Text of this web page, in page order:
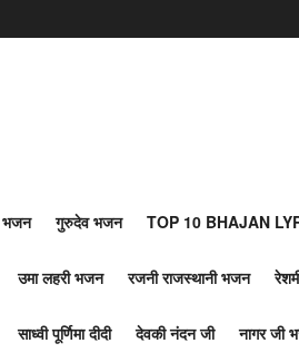
भजन गुरुदेव भजन TOP 10 BHAJAN
उमा लहरी भजन रजनी राजस्थानी भजन
साध्वी पूर्णिमा दीदी देवकी नंदन जी नागर जी